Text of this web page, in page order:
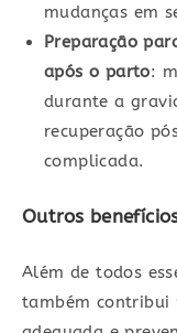
mudanças em
Preparação
após o parto:
durante a
recuperação
complicada.
Outros
Além de todos
também contribui